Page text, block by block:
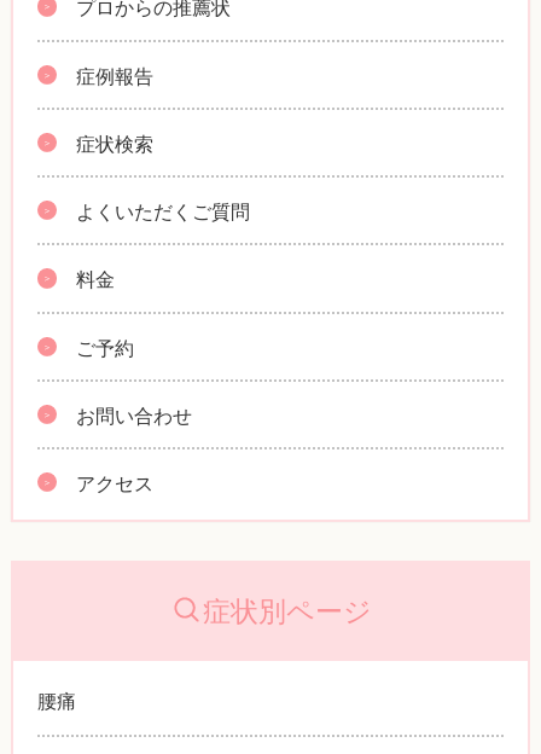
プロからの推薦状
症例報告
症状検索
よくいただくご質問
料金
ご予約
お問い合わせ
アクセス
症状別ページ
腰痛